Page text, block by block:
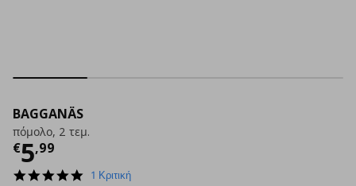
BAGGANÄS
πόμολο, 2 τεμ.
€5,99
Τρέχουσα τιμή
5.01 Κριτική